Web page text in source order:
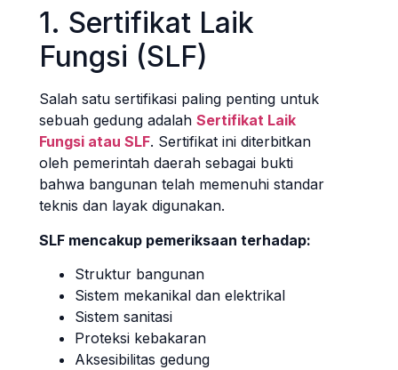
1. Sertifikat Laik
Fungsi (SLF)
Salah satu sertifikasi paling penting untuk
sebuah gedung adalah Sertifikat Laik
Fungsi atau SLF. Sertifikat ini diterbitkan
oleh pemerintah daerah sebagai bukti
bahwa bangunan telah memenuhi standar
teknis dan layak digunakan.
SLF mencakup pemeriksaan terhadap:
Struktur bangunan
Sistem mekanikal dan elektrikal
Sistem sanitasi
Proteksi kebakaran
Aksesibilitas gedung